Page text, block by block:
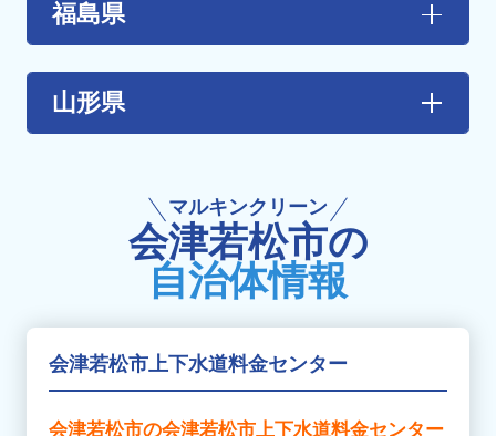
伊具郡丸森町
【か行】
角田市/刈田郡蔵王町/刈田郡七ヶ宿町/加
美郡加美町
黒川郡
大郷町/黒川郡大衡村/黒川郡大和町
柴田郡大河原町/柴田郡川崎町
田郡柴田町/柴田郡村田町/白石市/
仙台市太白区/仙台市泉区/仙台市若林区
仙台市宮城野区 /仙台市青葉区
多賀城市 / 遠田郡美里町/ 遠田郡涌谷町
谷市/ 登米市
【な行】
福島県
【あ行】
大玉村/ 会津坂下町 / 会津美里町 / 会津若松
鏡石町 / 葛尾村 / 金山町 / 川内村 / 川俣町 / 喜
多方市 / 北塩原村 /国見町/ 桑折町/郡山市
【た行】
山形県
マルキンクリーン
会津若松市の
自治体情報
会津若松市上下水道料金センター
会津若松市の会津若松市上下水道料金センター